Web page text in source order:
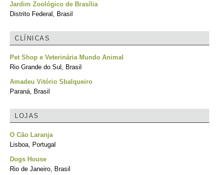
Jardim Zoológico de Brasília
Distrito Federal, Brasil
CLÍNICAS
Pet Shop e Veterinária Mundo Animal
Rio Grande do Sul, Brasil
Amadeu Vitório Sbalqueiro
Paraná, Brasil
LOJAS
O Cão Laranja
Lisboa, Portugal
Dogs House
Rio de Janeiro, Brasil